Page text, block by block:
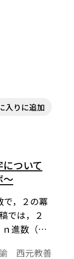
うにして
計算は電
，log107
は，
れていま
示するため
導入されて
ダウンロ
入りに追加
ついて
～
で，２の冪
では，２
か，ま
西元教善